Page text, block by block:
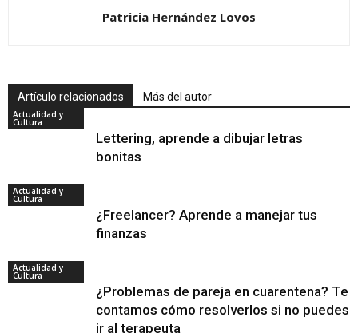
Patricia Hernández Lovos
Artículo relacionados Más del autor
Actualidad y
Cultura
Lettering, aprende a dibujar letras
bonitas
Actualidad y
Cultura
¿Freelancer? Aprende a manejar tus
finanzas
Actualidad y
Cultura
¿Problemas de pareja en cuarentena? Te
contamos cómo resolverlos si no puedes
ir al terapeuta